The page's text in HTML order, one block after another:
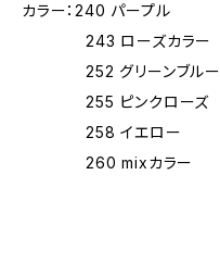
カラー：240 パープル
243 ローズカラー
252 グリーンブルー
255 ピンクローズ
258 イエロー
260 mixカラー